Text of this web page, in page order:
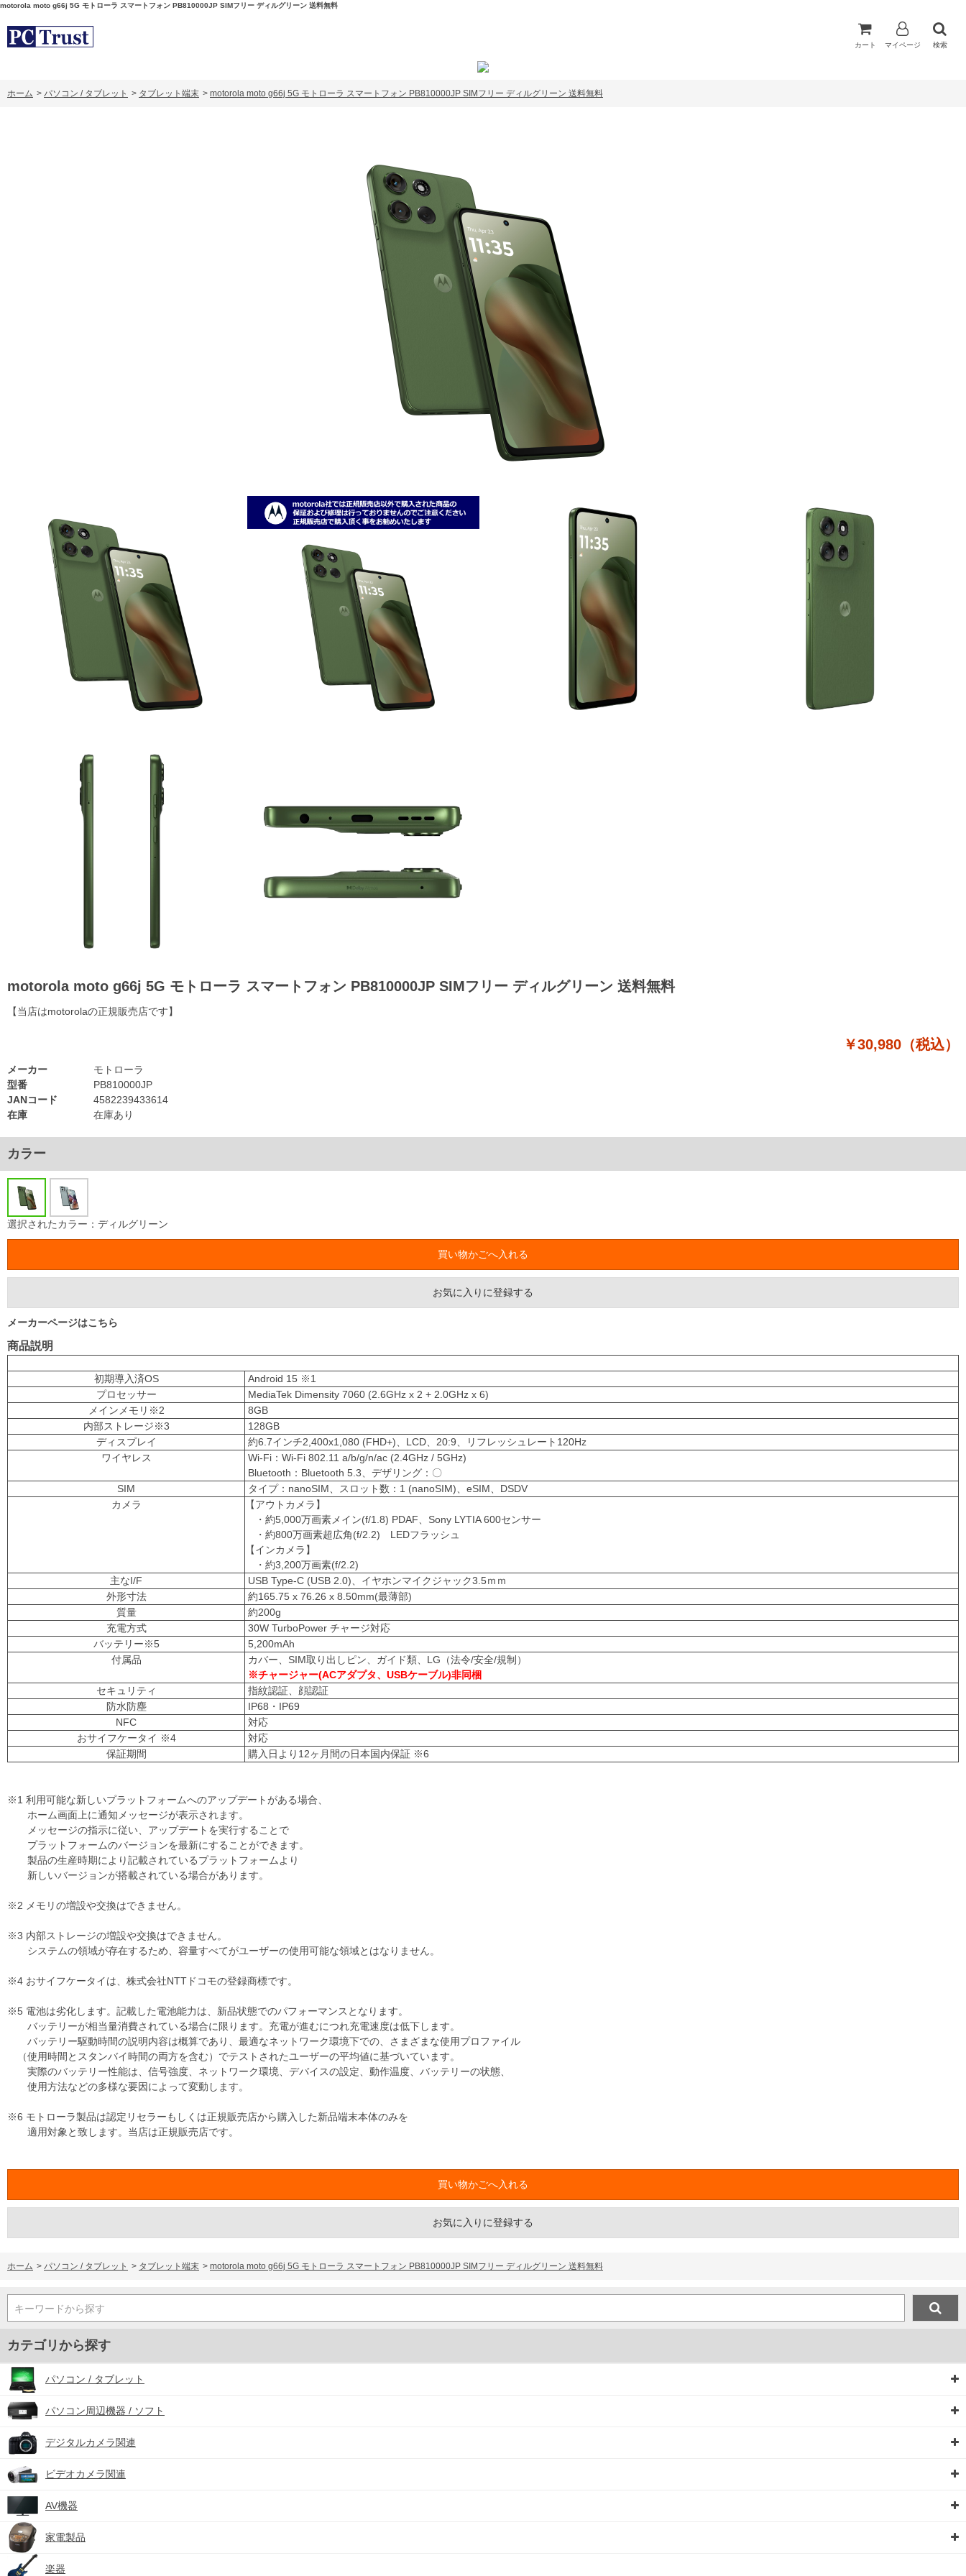
motorola moto g66j 5G モトローラ スマートフォン PB810000JP SIMフリー ディルグリーン 送料無料
カート マイページ 検索
ホーム > パソコン / タブレット > タブレット端末 > motorola moto g66j 5G モトローラ スマートフォン PB810000JP SIMフリー ディルグリーン 送料無料
motorola moto g66j 5G モトローラ スマートフォン PB810000JP SIMフリー ディルグリーン 送料無料
【当店はmotorolaの正規販売店です】
￥30,980（税込）
型番
PB810000JP
JANコード
4582239433614
在庫
在庫あり
メーカー モトローラ
カラー
選択されたカラー：ディルグリーン
お気に入りに登録する
メーカーページはこちら
商品説明
初期導入済OS
Android 15 ※1
プロセッサー
MediaTek Dimensity 7060 (2.6GHz x 2 + 2.0GHz x 6)
メインメモリ※2
8GB
内部ストレージ※3
128GB
ディスプレイ
約6.7インチ2,400x1,080 (FHD+)、LCD、20:9、リフレッシュレート120Hz
ワイヤレス
Wi-Fi：Wi-Fi 802.11 a/b/g/n/ac (2.4GHz / 5GHz)
Bluetooth：Bluetooth 5.3、デザリング：〇
SIM
タイプ：nanoSIM、スロット数：1 (nanoSIM)、eSIM、DSDV
カメラ
【アウトカメラ】
・約5,000万画素メイン(f/1.8) PDAF、Sony LYTIA 600センサー
・約800万画素超広角(f/2.2) LEDフラッシュ
【インカメラ】
・約3,200万画素(f/2.2)
主なI/F
USB Type-C (USB 2.0)、イヤホンマイクジャック3.5ｍｍ
外形寸法
約165.75 x 76.26 x 8.50mm(最薄部)
質量
約200g
充電方式
30W TurboPower チャージ対応
バッテリー※5
5,200mAh
付属品
カバー、SIM取り出しピン、ガイド類、LG（法令/安全/規制）
※チャージャー(ACアダプタ、USBケーブル)非同梱
セキュリティ
指紋認証、顔認証
防水防塵
IP68・IP69
NFC
対応
おサイフケータイ ※4
対応
保証期間
購入日より12ヶ月間の日本国内保証 ※6
※1 利用可能な新しいプラットフォームへのアップデートがある場合、
ホーム画面上に通知メッセージが表示されます。
メッセージの指示に従い、アップデートを実行することで
プラットフォームのバージョンを最新にすることができます。
製品の生産時期により記載されているプラットフォームより
新しいバージョンが搭載されている場合があります。
※2 メモリの増設や交換はできません。
※3 内部ストレージの増設や交換はできません。
システムの領域が存在するため、容量すべてがユーザーの使用可能な領域とはなりません。
※4 おサイフケータイは、株式会社NTTドコモの登録商標です。
※5 電池は劣化します。記載した電池能力は、新品状態でのパフォーマンスとなります。
バッテリーが相当量消費されている場合に限ります。充電が進むにつれ充電速度は低下します。
バッテリー駆動時間の説明内容は概算であり、最適なネットワーク環境下での、さまざまな使用プロファイル
（使用時間とスタンバイ時間の両方を含む）でテストされたユーザーの平均値に基づいています。
実際のバッテリー性能は、信号強度、ネットワーク環境、デバイスの設定、動作温度、バッテリーの状態、
使用方法などの多様な要因によって変動します。
※6 モトローラ製品は認定リセラーもしくは正規販売店から購入した新品端末本体のみを
適用対象と致します。当店は正規販売店です。
お気に入りに登録する
ホーム > パソコン / タブレット > タブレット端末 > motorola moto g66j 5G モトローラ スマートフォン PB810000JP SIMフリー ディルグリーン 送料無料
キーワードから探す
カテゴリから探す
パソコン / タブレット
パソコン周辺機器 / ソフト
デジタルカメラ関連
ビデオカメラ関連
AV機器
家電製品
楽器